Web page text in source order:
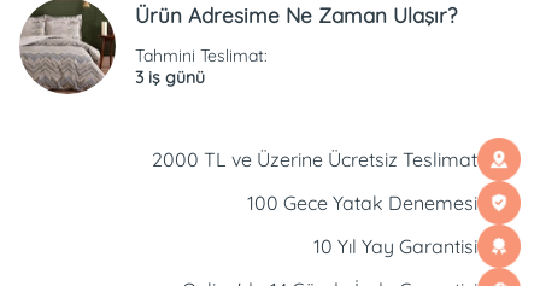
Ürün Adresime Ne Zaman Ulaşır?
Tahmini Teslimat:
3 iş günü
2000 TL ve Üzerine Ücretsiz Teslimat
100 Gece Yatak Denemesi
10 Yıl Yay Garantisi